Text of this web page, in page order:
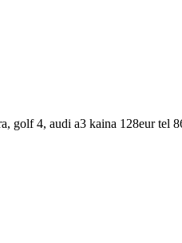
golf 4, audi a3 kaina 128eur tel